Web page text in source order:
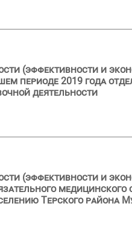
(эффективности и
периоде 2019 года
деятельности
(эффективности и
Терского района